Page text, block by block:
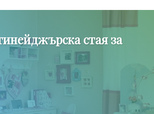
стая за